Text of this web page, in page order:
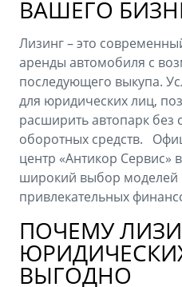
ВАШЕГО
Лизинг – это
аренды автомобиля с
последующего выкупа.
для юридических лиц,
расширить автопарк без
оборотных средств.
центр «Антикор Сервис»
широкий выбор моделей
привлекательных
ПОЧЕМУ
ВЫГОДНО